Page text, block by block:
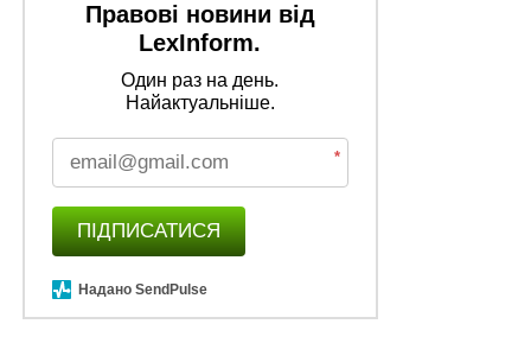
– довідка, видана за місцем навчання, щодо
диплома в рік вступу (у разі, якщо дані особи ще не
вносили до ЄДЕБО);
– документ про здобутий ступінь вищої освіти
завершили навчання в минулих роках);
– медичний висновок за формою первинної
Правові новини від
LexInform.
Один раз на день.
Найактуальніше.
*
ПІДПИСАТИСЯ
Надано SendPulse